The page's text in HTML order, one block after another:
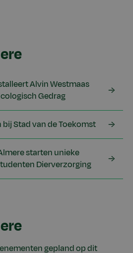
Alvin Westmaas
Gedrag
Stad van de Toekomst
starten unieke
Dierverzorging
gepland op dit